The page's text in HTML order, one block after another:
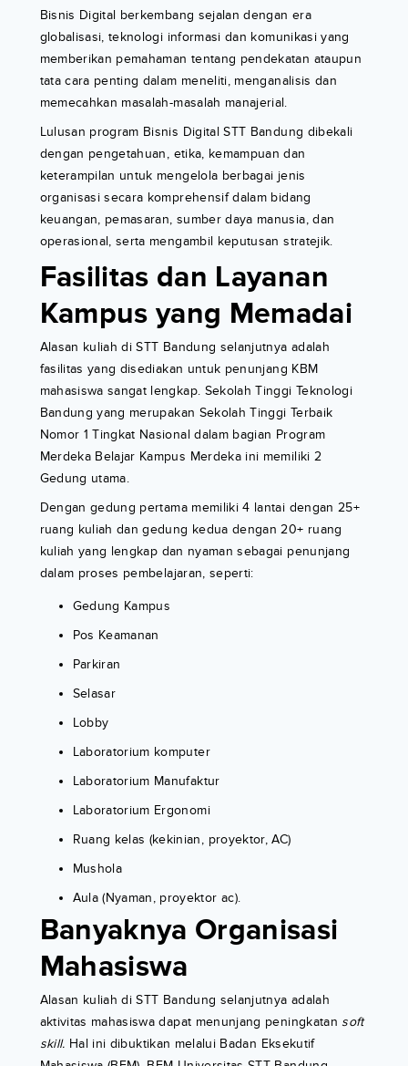
Bisnis Digital berkembang sejalan dengan era
globalisasi, teknologi informasi dan komunikasi yang
memberikan pemahaman tentang pendekatan ataupun
tata cara penting dalam meneliti, menganalisis dan
memecahkan masalah-masalah manajerial.
Lulusan program Bisnis Digital STT Bandung dibekali
dengan pengetahuan, etika, kemampuan dan
keterampilan untuk mengelola berbagai jenis
organisasi secara komprehensif dalam bidang
keuangan, pemasaran, sumber daya manusia, dan
operasional, serta mengambil keputusan stratejik.
Fasilitas dan Layanan
Kampus yang Memadai
Alasan kuliah di STT Bandung selanjutnya adalah
fasilitas yang disediakan untuk penunjang KBM
mahasiswa sangat lengkap. Sekolah Tinggi Teknologi
Bandung yang merupakan Sekolah Tinggi Terbaik
Nomor 1 Tingkat Nasional dalam bagian Program
Merdeka Belajar Kampus Merdeka ini memiliki 2
Gedung utama.
Dengan gedung pertama memiliki 4 lantai dengan 25+
ruang kuliah dan gedung kedua dengan 20+ ruang
kuliah yang lengkap dan nyaman sebagai penunjang
dalam proses pembelajaran, seperti:
Gedung Kampus
Pos Keamanan
Parkiran
Selasar
Lobby
Laboratorium komputer
Laboratorium Manufaktur
Laboratorium Ergonomi
Ruang kelas (kekinian, proyektor, AC)
Mushola
Aula (Nyaman, proyektor ac).
Banyaknya Organisasi
Mahasiswa
Alasan kuliah di STT Bandung selanjutnya adalah
aktivitas mahasiswa dapat menunjang peningkatan soft
skill. Hal ini dibuktikan melalui Badan Eksekutif